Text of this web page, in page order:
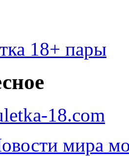
18+ пары
18.com
мира